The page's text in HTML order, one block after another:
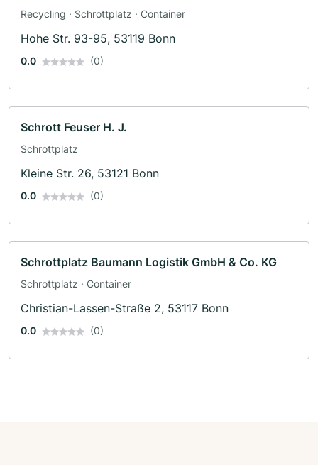
Recycling · Schrottplatz · Container
Hohe Str. 93-95, 53119 Bonn
0.0 (0)
Schrott Feuser H. J.
Schrottplatz
Kleine Str. 26, 53121 Bonn
0.0 (0)
Schrottplatz Baumann Logistik GmbH & Co. KG
Schrottplatz · Container
Christian-Lassen-Straße 2, 53117 Bonn
0.0 (0)